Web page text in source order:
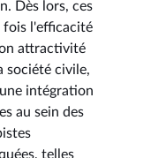
Dès lors, ces
l'efficacité
attractivité
société civile,
intégration
au sein des
telles